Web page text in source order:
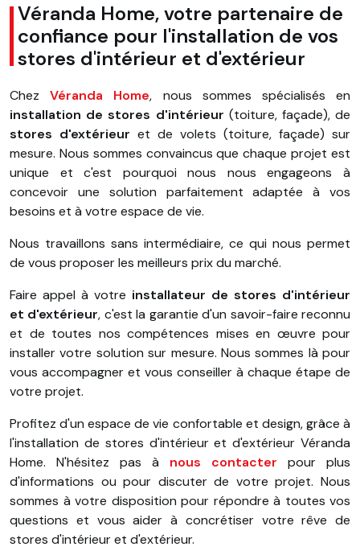
Véranda Home, votre partenaire de
confiance pour l'installation de vos
stores d'intérieur et d'extérieur
ChezVéranda Home, nous sommes spécialisés en
installation de stores d'intérieur (toiture, façade), de
stores d'extérieur et de volets (toiture, façade) sur
mesure. Nous sommes convaincus que chaque projet est
unique et c'est pourquoi nous nous engageons à
concevoir une solution parfaitement adaptée à vos
besoins et à votre espace de vie.
Nous travaillons sans intermédiaire, ce qui nous permet
de vous proposer les meilleurs prix du marché.
Faire appel à votre installateur de stores d'intérieur
et d'extérieur, c'est la garantie d'un savoir-faire reconnu
et de toutes nos compétences mises en œuvre pour
installer votre solution sur mesure. Nous sommes là pour
vous accompagner et vous conseiller à chaque étape de
votre projet.
Profitez d'un espace de vie confortable et design, grâce à
l'installation de stores d'intérieur et d'extérieur Véranda
Home. N'hésitez pas à nous contacter pour plus
d'informations ou pour discuter de votre projet. Nous
sommes à votre disposition pour répondre à toutes vos
questions et vous aider à concrétiser votre rêve de
stores d'intérieur et d'extérieur.